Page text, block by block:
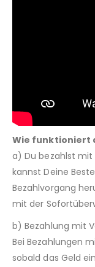
Wie funktioniert
a) Du bezahlst mit
kannst Deine
Bezahlvorgang
mit der
b) Bezahlung mit
Bei Bezahlungen
sobald das Geld